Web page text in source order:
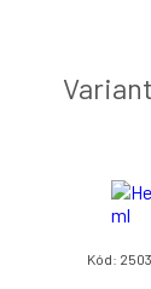
Kód: